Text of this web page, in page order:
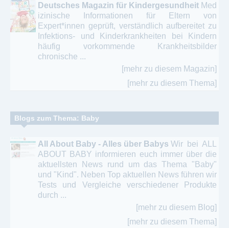
Deutsches Magazin für Kindergesundheit Med
izinische Informationen für Eltern von
Expert*innen geprüft, verständlich aufbereitet zu
Infektions- und Kinderkrankheiten bei Kindern
häufig vorkommende Krankheitsbilder
chronische ...
[mehr zu diesem Magazin]
[mehr zu diesem Thema]
Blogs zum Thema: Baby
All About Baby - Alles über Babys Wir bei ALL
ABOUT BABY informieren euch immer über die
aktuellsten News rund um das Thema "Baby"
und "Kind". Neben Top aktuellen News führen wir
Tests und Vergleiche verschiedener Produkte
durch ...
[mehr zu diesem Blog]
[mehr zu diesem Thema]